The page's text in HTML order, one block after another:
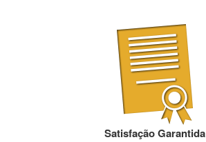
Satisfação Garantida